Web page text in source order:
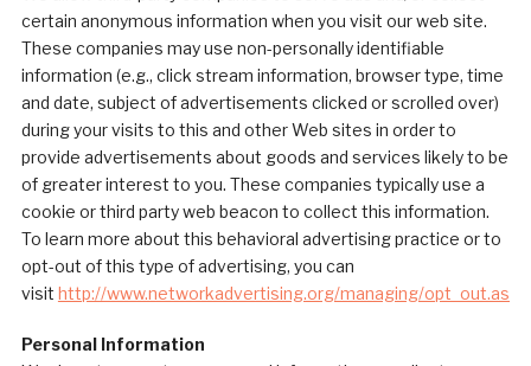
certain anonymous information when you visit our web site.
These companies may use non-personally identifiable
information (e.g., click stream information, browser type, time
and date, subject of advertisements clicked or scrolled over)
during your visits to this and other Web sites in order to
provide advertisements about goods and services likely to be
of greater interest to you. These companies typically use a
cookie or third party web beacon to collect this information.
To learn more about this behavioral advertising practice or to
opt-out of this type of advertising, you can
visit http://www.networkadvertising.org/managing/opt_out.asp
Personal Information